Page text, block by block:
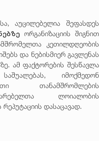
აუცილებელია შეფასდეს
ორგანიზაციის შიგნით
კეთილდღეობის
და ნებისმიერ გავლენას
ამ ფაქტორების შესწავლა
იმოქმედონ
თანამშრომლების
ლოიალობის
დასაცავად.